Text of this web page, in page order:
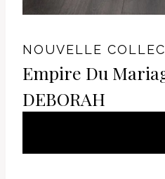
NOUVELLE
Empire Du
DEBORAH